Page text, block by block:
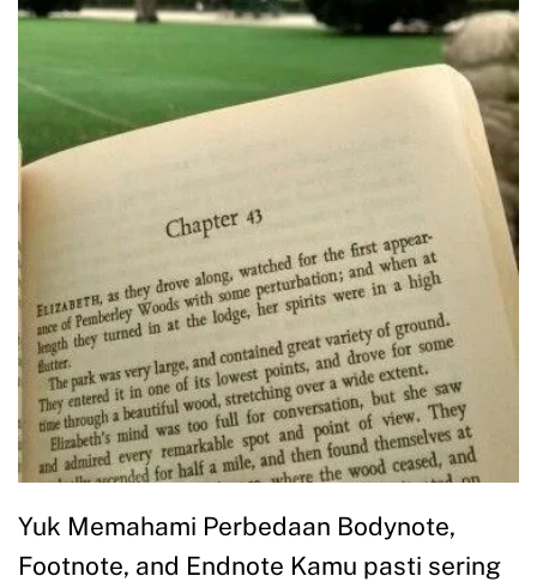
Yuk Memahami Perbedaan Bodynote,
Footnote, and Endnote Kamu pasti sering